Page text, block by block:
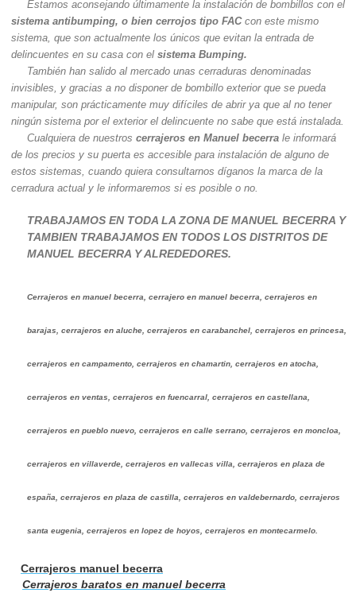
Estamos aconsejando últimamente la instalación de bombillos con el
sistema antibumping, o bien cerrojos tipo FACcon este mismo
sistema, que son actualmente los únicos que evitan la entrada de
delincuentes en su casa con el sistema Bumping.
También han salido al mercado unas cerraduras denominadas
invisibles, y gracias a no disponer de bombillo exterior que se pueda
manipular, son prácticamente muy difíciles de abrir ya que al no tener
ningún sistema por el exterior el delincuente no sabe que está instalada.
Cualquiera de nuestros cerrajeros en Manuel becerra le informará
de los precios y su puerta es accesible para instalación de alguno de
estos sistemas, cuando quiera consultarnos díganos la marca de la
cerradura actual y le informaremos si es posible o no.
TRABAJAMOS EN TODA LA ZONA DE MANUEL BECERRA Y
TAMBIEN TRABAJAMOS EN TODOS LOS DISTRITOS DE
MANUEL BECERRA Y ALREDEDORES.
Cerrajeros en manuel becerra, cerrajero en manuel becerra, cerrajeros en
barajas, cerrajeros en aluche, cerrajeros en carabanchel, cerrajeros en princesa,
cerrajeros en campamento, cerrajeros en chamartin, cerrajeros en atocha,
cerrajeros en ventas, cerrajeros en fuencarral, cerrajeros en castellana,
cerrajeros en pueblo nuevo, cerrajeros en calle serrano, cerrajeros en moncloa,
cerrajeros en villaverde, cerrajeros en vallecas villa, cerrajeros en plaza de
españa, cerrajeros en plaza de castilla, cerrajeros en valdebernardo, cerrajeros
santa eugenia, cerrajeros en lopez de hoyos, cerrajeros en montecarmelo.
Cerrajeros manuel becerra
Cerrajeros baratos en manuel becerra